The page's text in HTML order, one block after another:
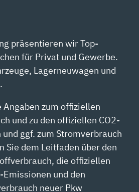
präsentieren wir Top-
für Privat und Gewerbe.
Lagerneuwagen und
zum offiziellen
und zu den offiziellen CO2-
ggf. zum Stromverbrauch
Sie dem Leitfaden über den
die offiziellen
Emissionen und den
neuer Pkw